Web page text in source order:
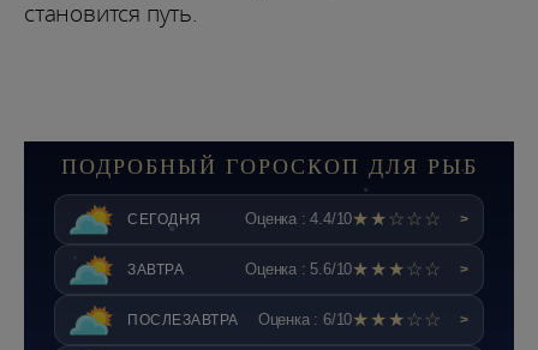
становится путь.
ПОДРОБНЫЙ ГОРОСКОП ДЛЯ РЫБ
СЕГОДНЯ Оценка : 4.4/10★★☆☆☆ >
ЗАВТРА Оценка : 5.6/10★★★☆☆ >
ПОСЛЕЗАВТРА Оценка : 6/10★★★☆☆ >